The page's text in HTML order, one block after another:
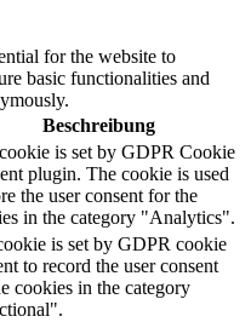
for the website to
basic functionalities and
Beschreibung
is set by GDPR Cookie
plugin. The cookie is used
the user consent for the
in the category "Analytics".
is set by GDPR cookie
to record the user consent
cookies in the category